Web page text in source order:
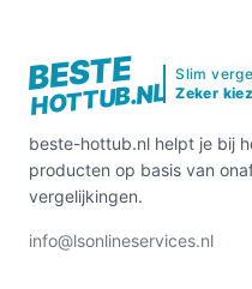
BESTE
HOTTUB.NL
Slim
Zeker
beste-hottub.nl helpt je bij
producten op basis van
vergelijkingen.
info@lsonlineservices.nl